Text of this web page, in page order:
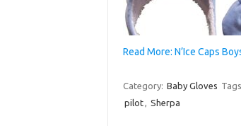
Read More: N’Ice Caps
Category: Baby Gloves
pilot, Sherpa